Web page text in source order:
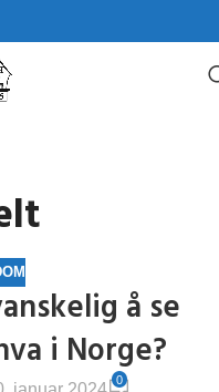
å se
i Norge?
0